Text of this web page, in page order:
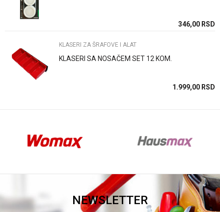
Anti-spam zaštita - izračunajte koliko je 2 + 3 :
POŠALJI
346,00 RSD
KLASERI ZA ŠRAFOVE I ALAT
KLASERI SA NOSAČEM SET 12 KOM.
1.999,00 RSD
NEWSLETTER